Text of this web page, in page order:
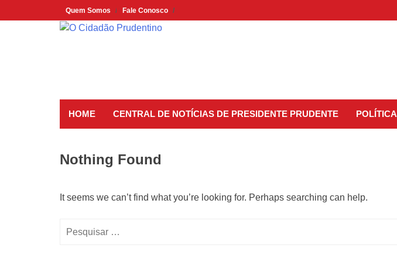
to
Quem Somos Fale Conosco
HOME CENTRAL DE NOTÍCIAS DE PRESIDENTE PRUDENTE POLÍTICA
Nothing Found
It seems we can’t find what you’re looking for. Perhaps searching can help.